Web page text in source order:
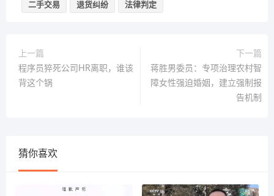
二手交易 退货纠纷 法律判定
上一篇
程序员猝死公司HR离职，谁该
背这个锅
下一篇
蒋胜男委员：专项治理农村智
障女性强迫婚姻，建立强制报
告机制
猜你喜欢